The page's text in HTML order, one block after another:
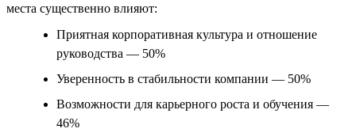
места существенно влияют:
Приятная корпоративная культура и отношение
руководства — 50%
Уверенность в стабильности компании — 50%
Возможности для карьерного роста и обучения —
46%